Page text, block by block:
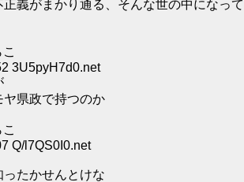
義がまかり通る、そんな世の中になって
3U5pyH7d0.net
県政で持つのか
Q/l7QS0I0.net
たかせんとけな